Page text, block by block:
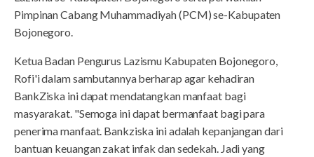
Pimpinan Cabang Muhammadiyah (PCM) se-Kabupaten
Bojonegoro.
Ketua Badan Pengurus Lazismu Kabupaten Bojonegoro,
Rofi'i dalam sambutannya berharap agar kehadiran
BankZiska ini dapat mendatangkan manfaat bagi
masyarakat. "Semoga ini dapat bermanfaat bagi para
penerima manfaat. Bankziska ini adalah kepanjangan dari
bantuan keuangan zakat infak dan sedekah. Jadi yang